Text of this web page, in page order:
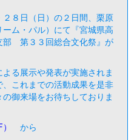
８日（日）の２日間、栗原
ム・パル）にて『宮城県高
第３３回総合文化祭』が
る展示や発表が実施されま
これまでの活動成果を是非
御来場をお待ちしておりま
から